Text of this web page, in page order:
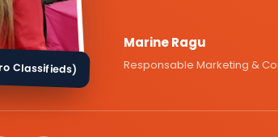
Classifieds)
Marine Ragu
Responsable Marketing &